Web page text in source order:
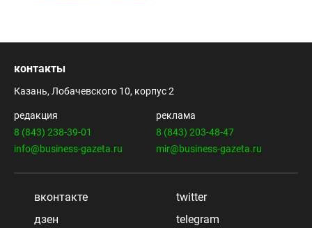
контакты
Казань, Лобачевского 10, корпус 2
редакция
8 (843) 238-39-01
info@business-gazeta.ru
реклама
8 (843) 203-48-47
mir@business-gazeta.ru
вконтакте
twitter
дзен
telegram